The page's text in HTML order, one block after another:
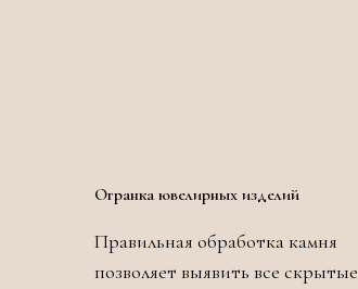
Огранка ювелирных изделий
Правильная обработка камня
позволяет выявить все скрытые